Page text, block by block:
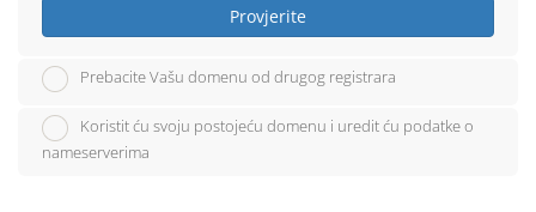
Provjerite
Prebacite Vašu domenu od drugog registrara
Koristit ću svoju postojeću domenu i uredit ću podatke o
nameserverima